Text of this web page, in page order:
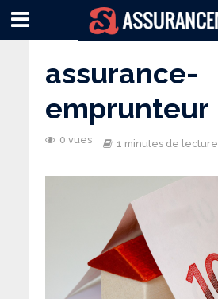
assurance-
emprunteur
0 vues 1 minutes de lecture